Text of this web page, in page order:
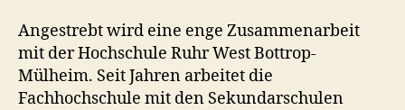
Angestrebt wird eine enge Zusammenarbeit
mit der Hochschule Ruhr West Bottrop-
Mülheim. Seit Jahren arbeitet die
Fachhochschule mit den Sekundarschulen